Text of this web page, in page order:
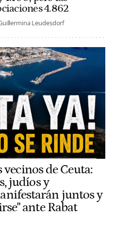
4.862
Leudesdorf
vecinos de Ceuta:
judíos y
juntos y
ante Rabat